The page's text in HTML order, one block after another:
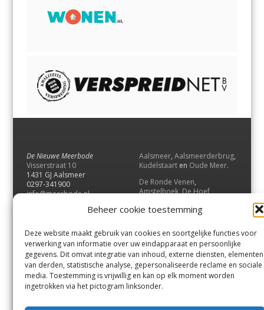
Beheer cookie toestemming
Deze website maakt gebruik van cookies en soortgelijke functies voor
verwerking van informatie over uw eindapparaat en persoonlijke
gegevens. Dit omvat integratie van inhoud, externe diensten, elementen
van derden, statistische analyse, gepersonaliseerde reclame en sociale
media. Toestemming is vrijwillig en kan op elk moment worden
ingetrokken via het pictogram linksonder.
De Nieuwe Meerbode
Visserstraat 10
1431 GJ Aalsmeer
0297-341900
info@meerbode.nl
Aalsmeer, Aalsmeerderbrug,
Kudelstaart en Oude Meer.
De Ronde Venen,
Amstelhoek,De Hoef,
Vrouwenakker,Waverveen
UithoornenDe Kwakel.
Contact
Andere uitgaven
Bezorgklacht
Vacatures